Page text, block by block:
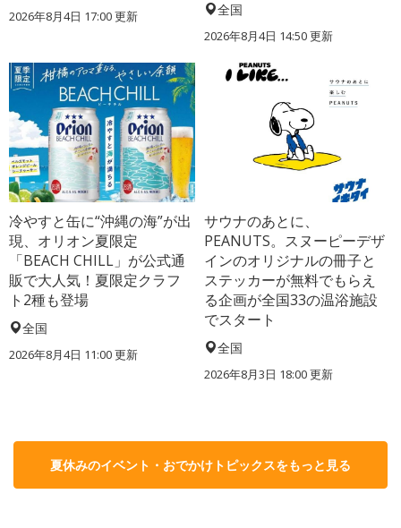
2026年8月4日 17:00更新 全国
2026年8月4日 14:50更新
冷やすと缶に“沖縄の海”が出
現、オリオン夏限定
「BEACH CHILL」が公式通
販で大人気！夏限定クラフ
ト2種も登場
全国
2026年8月4日 11:00更新
サウナのあとに、
PEANUTS。スヌーピーデザ
インのオリジナルの冊子と
ステッカーが無料でもらえ
る企画が全国33の温浴施設
でスタート
全国
2026年8月3日 18:00更新
夏休みのイベント・おでかけトピックスをもっと見る